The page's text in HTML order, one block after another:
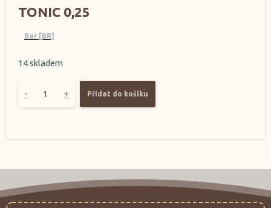
TONIC 0,25
Bar [BR]
14 skladem
- + Přidat do košíku